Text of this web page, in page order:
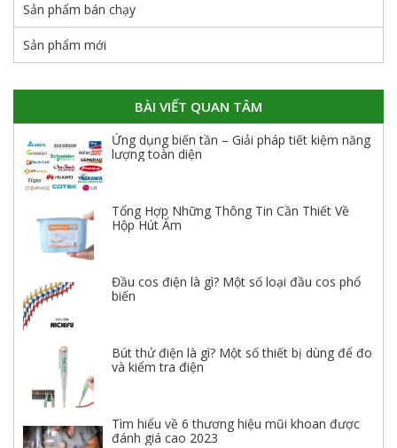
Sản phẩm bán chạy
Sản phẩm mới
BÀI VIẾT QUAN TÂM
Ứng dụng biến tần – Giải pháp tiết kiệm năng
lượng toàn diện
Tổng Hợp Những Thông Tin Cần Thiết Về
Hộp Hút Ẩm
Đầu cos điện là gì? Một số loại đầu cos phổ
biến
Bút thử điện là gì? Một số thiết bị dùng để đo
và kiểm tra điện
Tìm hiểu về 6 thương hiệu mũi khoan được
đánh giá cao 2023